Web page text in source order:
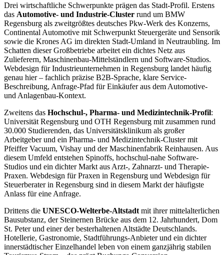
Drei wirtschaftliche Schwerpunkte prägen das Stadt-Profil. Erstens
das Automotive- und Industrie-Cluster rund um BMW
Regensburg als zweitgrößtes deutsches Pkw-Werk des Konzerns,
Continental Automotive mit Schwerpunkt Steuergeräte und Sensorik
sowie die Krones AG im direkten Stadt-Umland in Neutraubling. Im
Schatten dieser Großbetriebe arbeitet ein dichtes Netz aus
Zulieferern, Maschinenbau-Mittelständlern und Software-Studios.
Webdesign für Industrieunternehmen in Regensburg landet häufig
genau hier – fachlich präzise B2B-Sprache, klare Service-
Beschreibung, Anfrage-Pfad für Einkäufer aus dem Automotive-
und Anlagenbau-Kontext.
Zweitens das Hochschul-, Pharma- und Medizintechnik-Profil:
Universität Regensburg und OTH Regensburg mit zusammen rund
30.000 Studierenden, das Universitätsklinikum als großer
Arbeitgeber und ein Pharma- und Medizintechnik-Cluster mit
Pfeiffer Vacuum, Vishay und der Maschinenfabrik Reinhausen. Aus
diesem Umfeld entstehen Spinoffs, hochschul-nahe Software-
Studios und ein dichter Markt aus Arzt-, Zahnarzt- und Therapie-
Praxen. Webdesign für Praxen in Regensburg und Webdesign für
Steuerberater in Regensburg sind in diesem Markt der häufigste
Anlass für eine Anfrage.
Drittens die UNESCO-Welterbe-Altstadt mit ihrer mittelalterlichen
Bausubstanz, der Steinernen Brücke aus dem 12. Jahrhundert, Dom
St. Peter und einer der besterhaltenen Altstädte Deutschlands.
Hotellerie, Gastronomie, Stadtführungs-Anbieter und ein dichter
innerstädtischer Einzelhandel leben von einem ganzjährig stabilen